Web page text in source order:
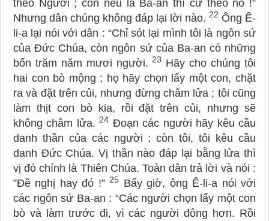
theo Người ; còn nếu là Ba-an thì cứ theo nó !”
Nhưng dân chúng không đáp lại lời nào. 22 Ông Ê-
li-a lại nói với dân : “Chỉ sót lại mình tôi là ngôn sứ
của Đức Chúa, còn ngôn sứ của Ba-an có những
bốn trăm năm mươi người.23 Hãy cho chúng tôi
hai con bò mộng ; họ hãy chọn lấy một con, chặt
ra và đặt trên củi, nhưng đừng châm lửa ; tôi cũng
làm thịt con bò kia, rồi đặt trên củi, nhưng sẽ
không châm lửa.24 Đoạn các người hãy kêu cầu
danh thần của các người ; còn tôi, tôi kêu cầu
danh Đức Chúa. Vị thần nào đáp lại bằng lửa thì
vị đó chính là Thiên Chúa. Toàn dân trả lời và nói :
”Đề nghị hay đó !”25 Bấy giờ, ông Ê-li-a nói với
các ngôn sứ Ba-an : “Các người chọn lấy một con
bò và làm trước đi, vì các người đông hơn. Rồi